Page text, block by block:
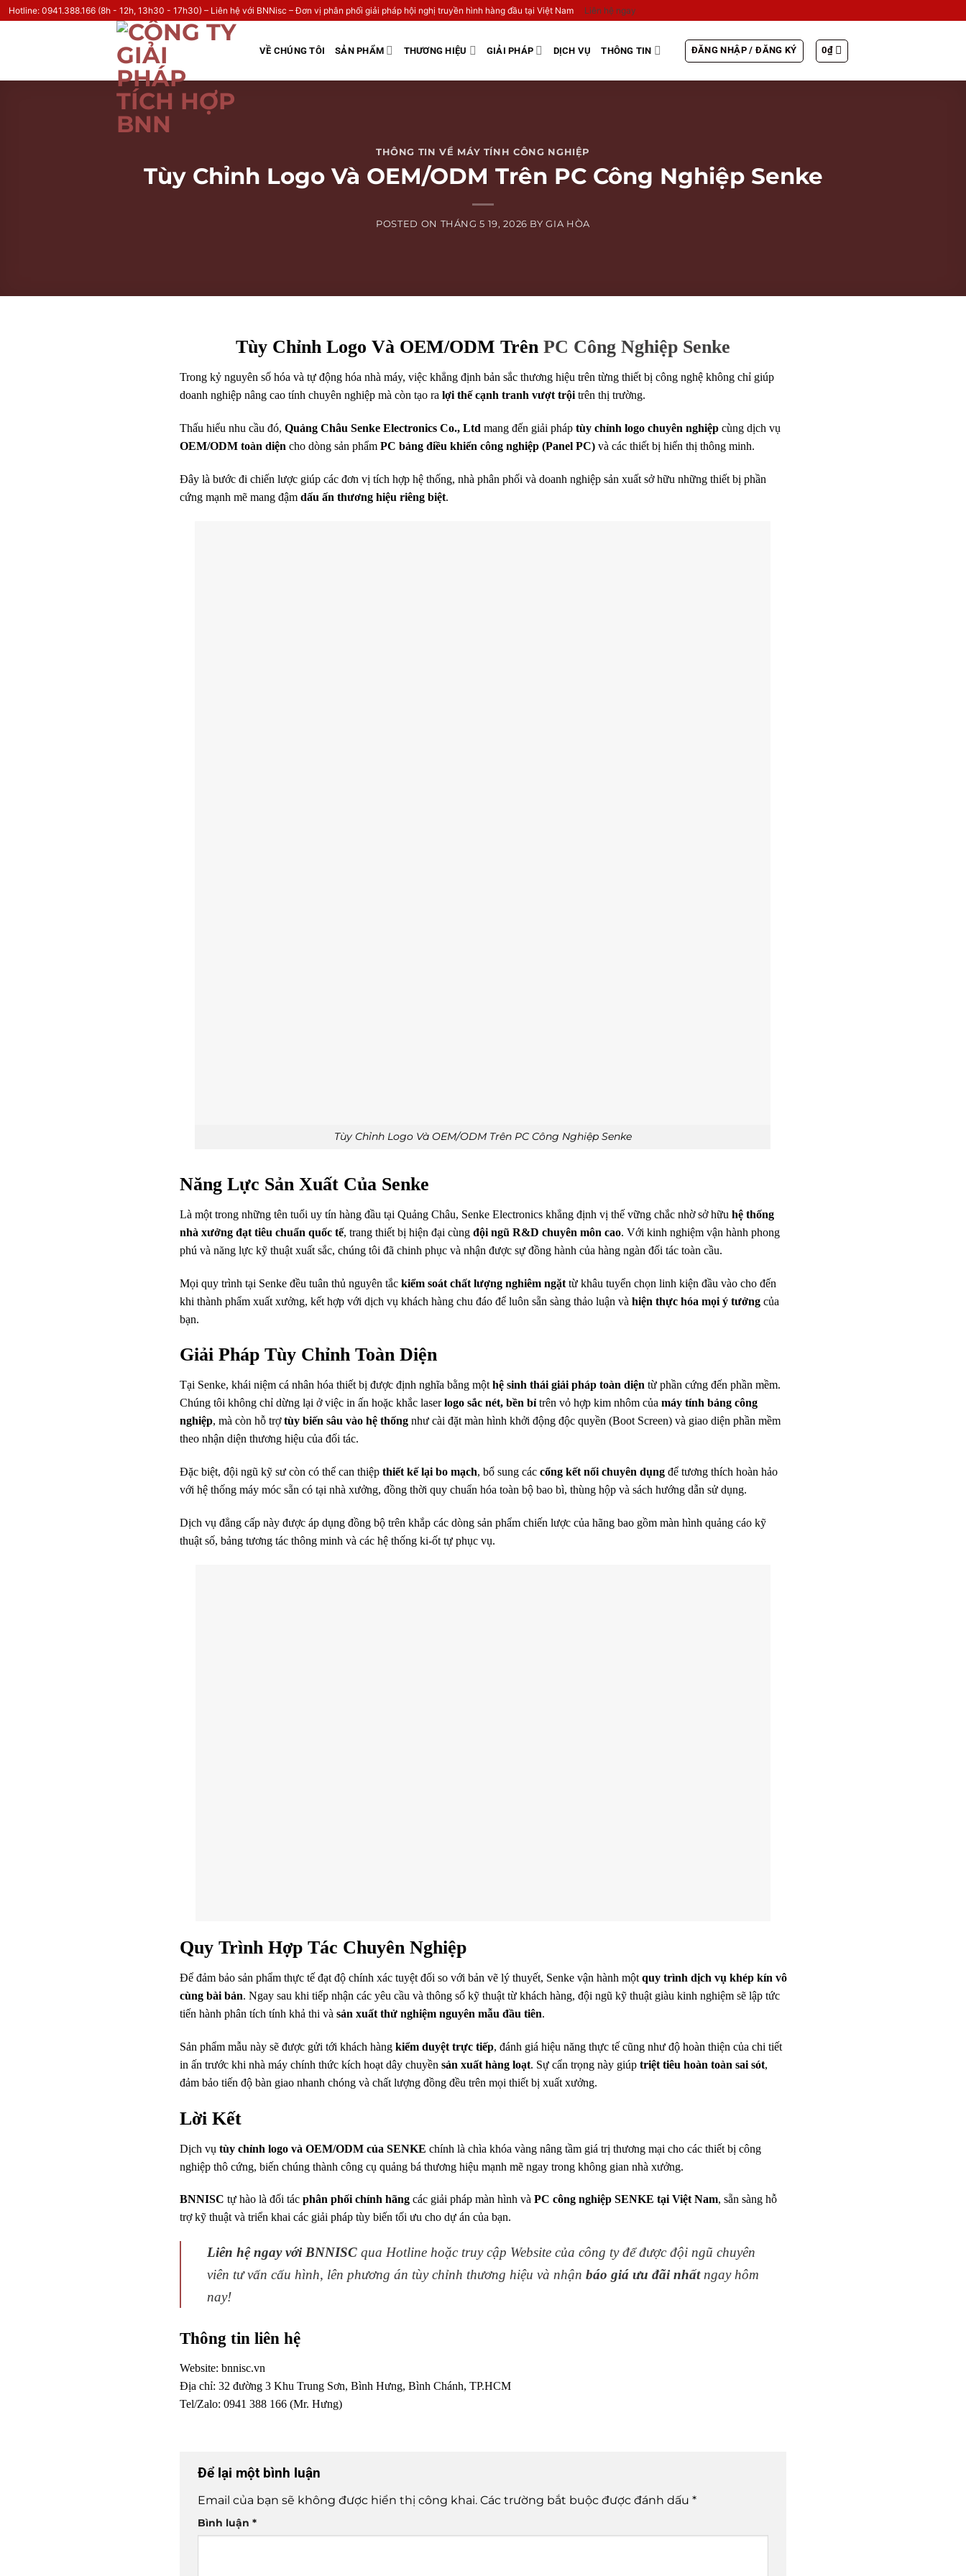
Hotline: 0941.388.166 (8h - 12h, 13h30 - 17h30) – Liên hệ với BNNisc – Đơn vị phân phối giải pháp hội nghị truyền hình hàng đầu tại Việt Nam Liên hệ ngay
VỀ CHÚNG TÔI SẢN PHẨM THƯƠNG HIỆU GIẢI PHÁP DỊCH VỤ THÔNG TIN ĐĂNG NHẬP / ĐĂNG KÝ 0₫
THÔNG TIN VỀ MÁY TÍNH CÔNG NGHIỆP
Tùy Chỉnh Logo Và OEM/ODM Trên PC Công Nghiệp Senke
POSTED ON THÁNG 5 19, 2026 BYGIA HÒA
Tùy Chỉnh Logo Và OEM/ODM Trên PC Công Nghiệp Senke
Trong kỷ nguyên số hóa và tự động hóa nhà máy, việc khẳng định bản sắc thương hiệu trên từng thiết bị công nghệ không chỉ giúp
doanh nghiệp nâng cao tính chuyên nghiệp mà còn tạo ra lợi thế cạnh tranh vượt trộitrên thị trường.
Thấu hiểu nhu cầu đó, Quảng Châu Senke Electronics Co., Ltd mang đến giải pháp tùy chỉnh logo chuyên nghiệpcùng dịch vụ
OEM/ODM toàn diện cho dòng sản phẩm PC bảng điều khiển công nghiệp (Panel PC)và các thiết bị hiển thị thông minh.
Đây là bước đi chiến lược giúp các đơn vị tích hợp hệ thống, nhà phân phối và doanh nghiệp sản xuất sở hữu những thiết bị phần
cứng mạnh mẽ mang đậm dấu ấn thương hiệu riêng biệt.
Tùy Chỉnh Logo Và OEM/ODM Trên PC Công Nghiệp Senke
Năng Lực Sản Xuất Của Senke
Là một trong những tên tuổi uy tín hàng đầu tại Quảng Châu, Senke Electronics khẳng định vị thế vững chắc nhờ sở hữu hệ thống
nhà xưởng đạt tiêu chuẩn quốc tế, trang thiết bị hiện đại cùng đội ngũ R&D chuyên môn cao. Với kinh nghiệm vận hành phong
phú và năng lực kỹ thuật xuất sắc, chúng tôi đã chinh phục và nhận được sự đồng hành của hàng ngàn đối tác toàn cầu.
Mọi quy trình tại Senke đều tuân thủ nguyên tắc kiểm soát chất lượng nghiêm ngặttừ khâu tuyển chọn linh kiện đầu vào cho đến
khi thành phẩm xuất xưởng, kết hợp với dịch vụ khách hàng chu đáo để luôn sẵn sàng thảo luận và hiện thực hóa mọi ý tưởngcủa
bạn.
Giải Pháp Tùy Chỉnh Toàn Diện
Tại Senke, khái niệm cá nhân hóa thiết bị được định nghĩa bằng một hệ sinh thái giải pháp toàn diện từ phần cứng đến phần mềm.
Chúng tôi không chỉ dừng lại ở việc in ấn hoặc khắc laserlogo sắc nét, bền bỉtrên vỏ hợp kim nhôm của máy tính bảng công
nghiệp, mà còn hỗ trợtùy biến sâu vào hệ thốngnhư cài đặt màn hình khởi động độc quyền (Boot Screen) và giao diện phần mềm
theo nhận diện thương hiệu của đối tác.
Đặc biệt, đội ngũ kỹ sư còn có thể can thiệp thiết kế lại bo mạch, bổ sung các cổng kết nối chuyên dụngđể tương thích hoàn hảo
với hệ thống máy móc sẵn có tại nhà xưởng, đồng thời quy chuẩn hóa toàn bộ bao bì, thùng hộp và sách hướng dẫn sử dụng.
Dịch vụ đẳng cấp này được áp dụng đồng bộ trên khắp các dòng sản phẩm chiến lược của hãng bao gồm màn hình quảng cáo kỹ
thuật số, bảng tương tác thông minh và các hệ thống ki-ốt tự phục vụ.
Quy Trình Hợp Tác Chuyên Nghiệp
Để đảm bảo sản phẩm thực tế đạt độ chính xác tuyệt đối so với bản vẽ lý thuyết, Senke vận hành một quy trình dịch vụ khép kín vô
cùng bài bản. Ngay sau khi tiếp nhận các yêu cầu và thông số kỹ thuật từ khách hàng, đội ngũ kỹ thuật giàu kinh nghiệm sẽ lập tức
tiến hành phân tích tính khả thi và sản xuất thử nghiệm nguyên mẫu đầu tiên.
Sản phẩm mẫu này sẽ được gửi tới khách hàng kiểm duyệt trực tiếp, đánh giá hiệu năng thực tế cũng như độ hoàn thiện của chi tiết
in ấn trước khi nhà máy chính thức kích hoạt dây chuyền sản xuất hàng loạt. Sự cẩn trọng này giúp triệt tiêu hoàn toàn sai sót,
đảm bảo tiến độ bàn giao nhanh chóng và chất lượng đồng đều trên mọi thiết bị xuất xưởng.
Lời Kết
Dịch vụ tùy chỉnh logo và OEM/ODM của SENKE chính là chìa khóa vàng nâng tầm giá trị thương mại cho các thiết bị công
nghiệp thô cứng, biến chúng thành công cụ quảng bá thương hiệu mạnh mẽ ngay trong không gian nhà xưởng.
BNNISC tự hào là đối tác phân phối chính hãngcác giải pháp màn hình và PC công nghiệp SENKE tại Việt Nam, sẵn sàng hỗ
trợ kỹ thuật và triển khai các giải pháp tùy biến tối ưu cho dự án của bạn.
Liên hệ ngay với BNNISCqua Hotline hoặc truy cập Website của công ty để được đội ngũ chuyên
viên tư vấn cấu hình, lên phương án tùy chỉnh thương hiệu và nhận báo giá ưu đãi nhấtngay hôm
nay!
Thông tin liên hệ
Website: bnnisc.vn
Địa chỉ: 32 đường 3 Khu Trung Sơn, Bình Hưng, Bình Chánh, TP.HCM
Tel/Zalo: 0941 388 166 (Mr. Hưng)
Để lại một bình luận
Email của bạn sẽ không được hiển thị công khai. Các trường bắt buộc được đánh dấu *
Bình luận *